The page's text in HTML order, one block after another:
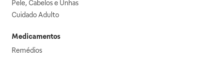
Pele, Cabelos e Unhas
Cuidado Adulto
Medicamentos
Remédios